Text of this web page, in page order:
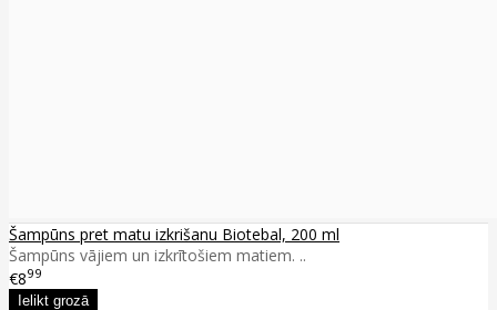
Šampūns pret matu izkrišanu Biotebal, 200 ml
Šampūns vājiem un izkrītošiem matiem. ..
€899